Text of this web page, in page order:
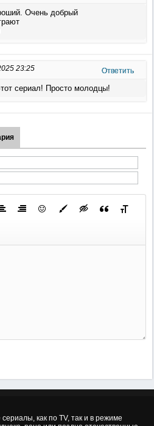
Очень добрый
23:25 Ответить
сериал! Просто молодцы!
как по TV, так и в режиме